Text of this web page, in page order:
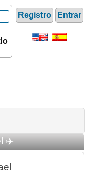
Registro Entrar
✈️